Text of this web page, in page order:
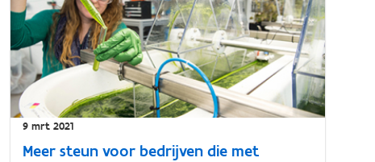
9 mrt 2021
Meer steun voor bedrijven die met